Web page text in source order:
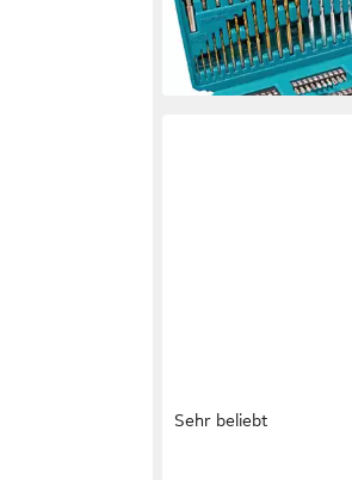
ab 25,78 € UVP38,00 €
-32%
lieferbar - am nächsten
Sehr beliebt